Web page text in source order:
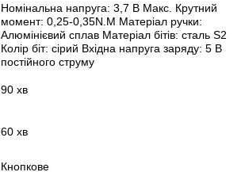
Номінальна напруга: 3,7 В Макс. Крутний
момент: 0,25-0,35N.M Матеріал ручки:
Алюмінієвий сплав Матеріал бітів: сталь S2
Колір біт: сірий Вхідна напруга заряду: 5 В
постійного струму
90 хв
60 хв
Кнопкове